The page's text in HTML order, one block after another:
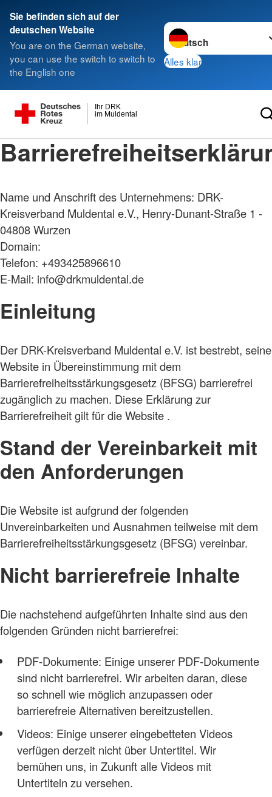
Sie befinden sich auf der
deutschen Website
You are on the German website,
you can use the switch to switch to
the English one
Sprache wechseln zu
Alles klar
im Muldental
Ihr DRK
Name und Anschrift des Unternehmens: DRK-
Kreisverband Muldental e.V., Henry-Dunant-Straße 1 -
04808 Wurzen
Domain:
Telefon: +493425896610
E-Mail: info@drkmuldental.de
Einleitung
Der DRK-Kreisverband Muldental e.V. ist bestrebt, seine
Website in Übereinstimmung mit dem
Barrierefreiheitsstärkungsgesetz (BFSG) barrierefrei
zugänglich zu machen. Diese Erklärung zur
Barrierefreiheit gilt für die Website .
Stand der Vereinbarkeit mit
den Anforderungen
Die Website ist aufgrund der folgenden
Unvereinbarkeiten und Ausnahmen teilweise mit dem
Barrierefreiheitsstärkungsgesetz (BFSG) vereinbar.
Nicht barrierefreie Inhalte
Die nachstehend aufgeführten Inhalte sind aus den
folgenden Gründen nicht barrierefrei:
PDF-Dokumente: Einige unserer PDF-Dokumente
sind nicht barrierefrei. Wir arbeiten daran, diese
so schnell wie möglich anzupassen oder
barrierefreie Alternativen bereitzustellen.
Videos: Einige unserer eingebetteten Videos
verfügen derzeit nicht über Untertitel. Wir
bemühen uns, in Zukunft alle Videos mit
Untertiteln zu versehen.